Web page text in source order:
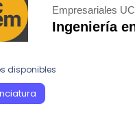
Empresariales
Ingeniería
disponibles